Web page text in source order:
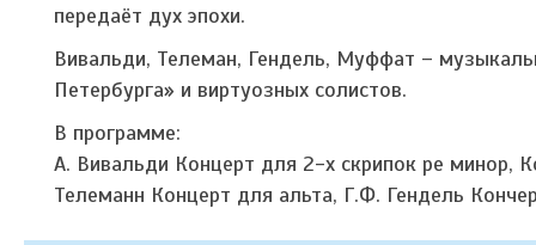
передаёт дух эпохи.
Вивальди, Телеман, Гендель, Муффат –
Петербурга» и виртуозных солистов.
В программе:
А. Вивальди Концерт для 2-х скрипок ре минор,
Телеманн Концерт для альта, Г.Ф. Гендель